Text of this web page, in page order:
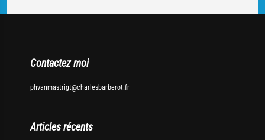
Contactez moi
phvanmastrigt@charlesbarberot.fr
Articles récents